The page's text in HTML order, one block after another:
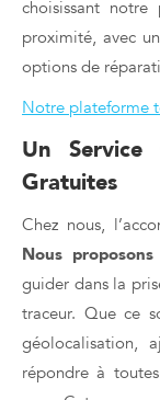
choisissant notre
proximité, avec
options de
Notre plateforme
Un Service
Gratuites
Chez nous,
Nous
guider dans la
traceur. Que ce
géolocalisation,
répondre à